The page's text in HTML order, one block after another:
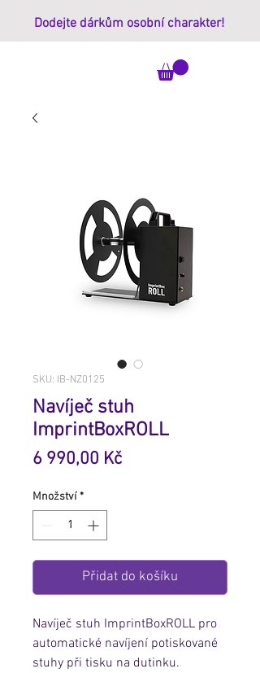
Dodejte dárkům osobní charakter!
SKU: IB-NZ0125
Navíječ stuh
ImprintBoxROLL
6 990,00 KčCena
Množství *
Přidat do košíku
Navíječ stuh ImprintBoxROLL pro
automatické navíjení potiskované
stuhy při tisku na dutinku.